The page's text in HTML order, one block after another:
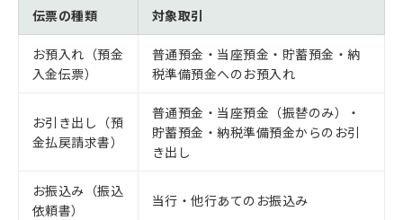
伝票の種類 対象取引
お預入れ（預金
入金伝票）
普通預金・当座預金・貯蓄預金・納
税準備預金へのお預入れ
お引き出し（預
金払戻請求書）
普通預金・当座預金（振替のみ）・
貯蓄預金・納税準備預金からのお引
き出し
お振込み（振込
依頼書）
当行・他行あてのお振込み